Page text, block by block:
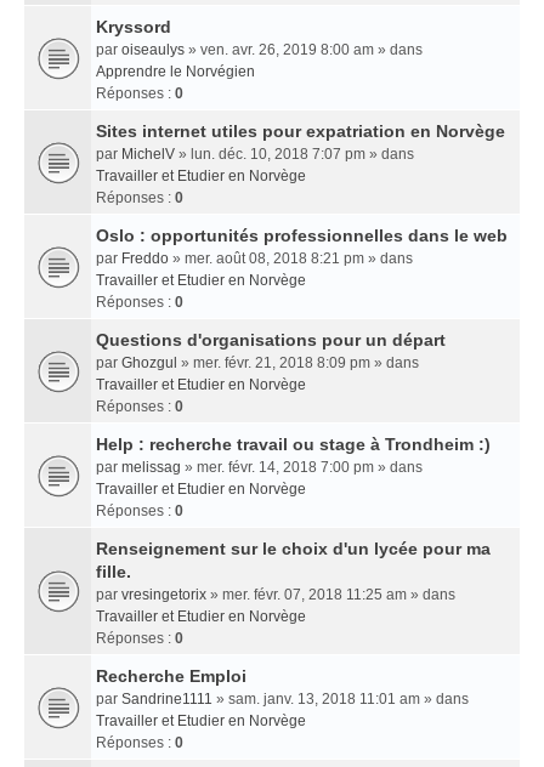
Kryssord
par oiseaulys » ven. avr. 26, 2019 8:00 am » dans
Apprendre le Norvégien
Réponses : 0
Sites internet utiles pour expatriation en Norvège
par MichelV » lun. déc. 10, 2018 7:07 pm » dans
Travailler et Etudier en Norvège
Réponses : 0
Oslo : opportunités professionnelles dans le web
par Freddo » mer. août 08, 2018 8:21 pm » dans
Travailler et Etudier en Norvège
Réponses : 0
Questions d'organisations pour un départ
par Ghozgul » mer. févr. 21, 2018 8:09 pm » dans
Travailler et Etudier en Norvège
Réponses : 0
Help : recherche travail ou stage à Trondheim :)
par melissag » mer. févr. 14, 2018 7:00 pm » dans
Travailler et Etudier en Norvège
Réponses : 0
Renseignement sur le choix d'un lycée pour ma
fille.
par vresingetorix » mer. févr. 07, 2018 11:25 am » dans
Travailler et Etudier en Norvège
Réponses : 0
Recherche Emploi
par Sandrine1111 » sam. janv. 13, 2018 11:01 am » dans
Travailler et Etudier en Norvège
Réponses : 0